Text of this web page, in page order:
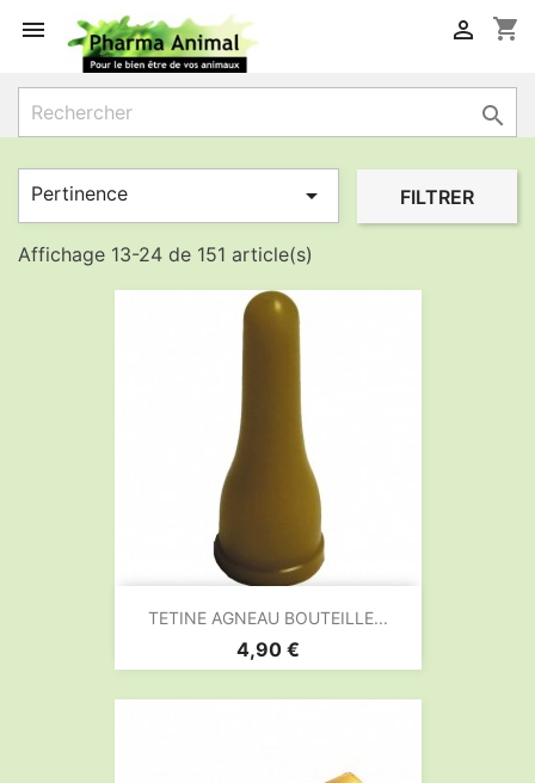
 shopping_cart


Pertinence  FILTRER
Affichage 13-24 de 151 article(s)
TETINE AGNEAU BOUTEILLE...
Prix
4,90 €